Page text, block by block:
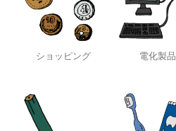
ショッピング 電化製品